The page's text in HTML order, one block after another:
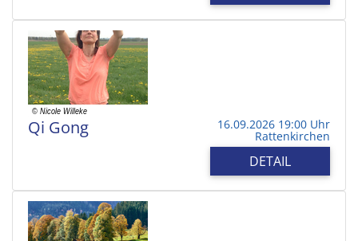
Qi Gong 16.09.2026 19:00 Uhr
Rattenkirchen
DETAIL